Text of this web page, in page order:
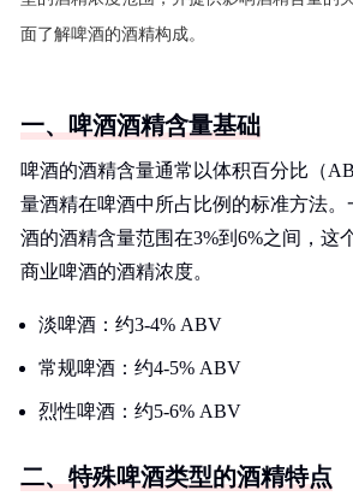
面了解啤酒的酒精构成。
一、啤酒酒精含量基础
啤酒的酒精含量通常以体积百分比（
量酒精在啤酒中所占比例的标准方法
酒的酒精含量范围在3%到6%之间，这
商业啤酒的酒精浓度。
淡啤酒：约3-4% ABV
常规啤酒：约4-5% ABV
烈性啤酒：约5-6% ABV
二、特殊啤酒类型的酒精特点